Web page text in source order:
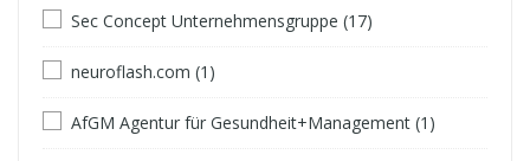
Sec Concept Unternehmensgruppe (17)
neuroflash.com (1)
AfGM Agentur für Gesundheit+Management (1)